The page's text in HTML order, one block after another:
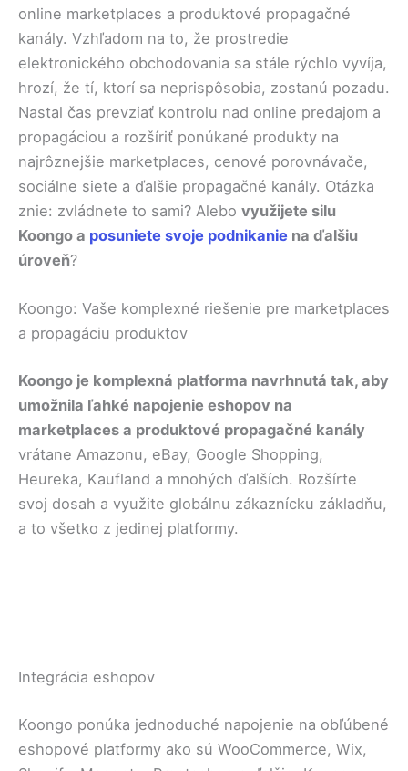
online marketplaces a produktové propagačné
kanály. Vzhľadom na to, že prostredie
elektronického obchodovania sa stále rýchlo vyvíja,
hrozí, že tí, ktorí sa neprispôsobia, zostanú pozadu.
Nastal čas prevziať kontrolu nad online predajom a
propagáciou a rozšíriť ponúkané produkty na
najrôznejšie marketplaces, cenové porovnávače,
sociálne siete a ďalšie propagačné kanály. Otázka
znie: zvládnete to sami? Alebo využijete silu
Koongo a posuniete svoje podnikanie na ďalšiu
úroveň?
Koongo: Vaše komplexné riešenie pre marketplaces
a propagáciu produktov
Koongo je komplexná platforma navrhnutá tak, aby
umožnila ľahké napojenie eshopov na
marketplaces a produktové propagačné kanály
vrátane Amazonu, eBay, Google Shopping,
Heureka, Kaufland a mnohých ďalších. Rozšírte
svoj dosah a využite globálnu zákaznícku základňu,
a to všetko z jedinej platformy.
Integrácia eshopov
Koongo ponúka jednoduché napojenie na obľúbené
eshopové platformy ako sú WooCommerce, Wix,